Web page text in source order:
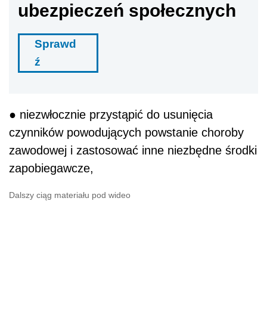
ubezpieczeń społecznych
Sprawd
ź
● niezwłocznie przystąpić do usunięcia
czynników powodujących powstanie choroby
zawodowej i zastosować inne niezbędne środki
zapobiegawcze,
Dalszy ciąg materiału pod wideo